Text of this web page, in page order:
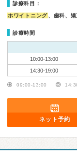
診療科目：
ホワイトニング、歯科、
診療時間
10:00-13:00
14:30-19:00
09:00-13:00
ネット予約